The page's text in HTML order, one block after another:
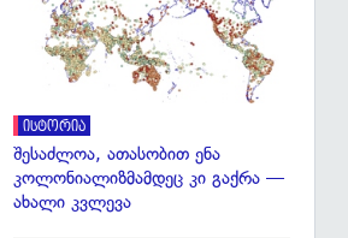
გადახედვა
ისტორია
შესაძლოა, ათასობით ენა
კოლონიალიზმამდეც კი გაქრა —
ახალი კვლევა